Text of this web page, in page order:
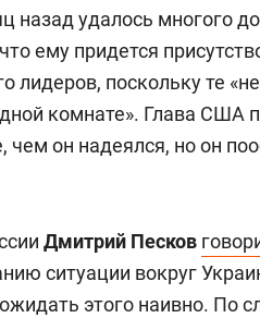
назад удалось многого
ему придется
лидеров, поскольку те
комнате». Глава США
чем он надеялся, но он
Дмитрий Песков
ситуации вокруг
этого наивно. По